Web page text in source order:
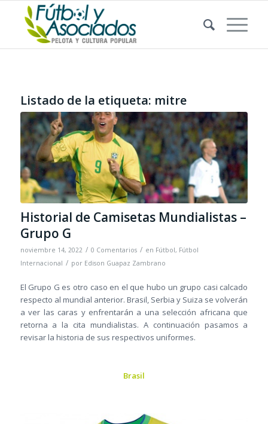
Listado de la etiqueta: mitre
Historial de Camisetas Mundialistas –
Grupo G
noviembre 14, 2022 / 0 Comentarios / en Fútbol, Fútbol
Internacional / por Edison Guapaz Zambrano
El Grupo G es otro caso en el que hubo un grupo casi calcado
respecto al mundial anterior. Brasil, Serbia y Suiza se volverán
a ver las caras y enfrentarán a una selección africana que
retorna a la cita mundialistas. A continuación pasamos a
revisar la historia de sus respectivos uniformes.
Brasil